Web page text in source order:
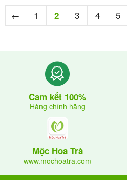
← 1 2 3 4 5
Cam kết 100%
Hàng chính hãng
Mộc Hoa Trà
www.mochoatra.com